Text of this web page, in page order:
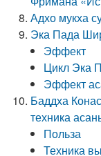
Адхо мукха
Эка Пада
Эффект
Цикл Эка
Эффект
Баддха
техника
Польза
Техника